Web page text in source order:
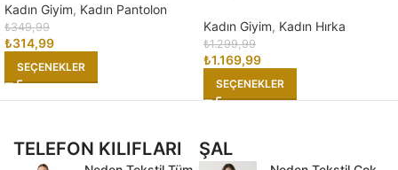
Kadın Giyim, Kadın Pantolon
₺349,99
₺314,99
SEÇENEKLER
Kadın Giyim, Kadın Hırka
₺1.299,99
₺1.169,99
SEÇENEKLER
TELEFON KILIFLARI ŞAL